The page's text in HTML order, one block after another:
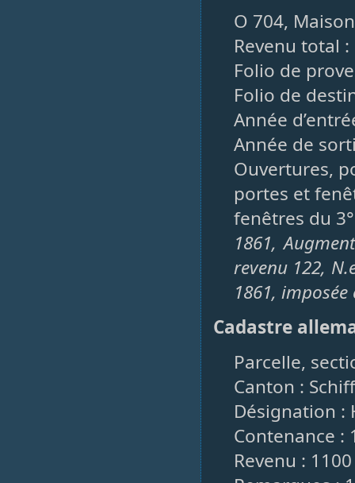
O 704, Maison
Revenu total
Folio de
Folio de
Année
Année de
Ouvertures,
portes et
fenêtres du
1861,
revenu 122,
1861, imposée
Cadastre
Parcelle,
Canton :
Désignation :
Contenance :
Revenu : 1100